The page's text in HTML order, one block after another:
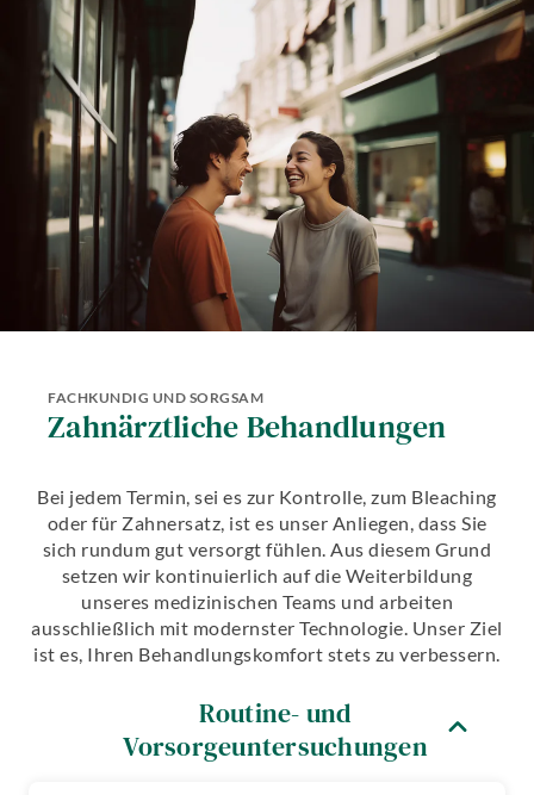
FACHKUNDIG UND SORGSAM
Zahnärztliche Behandlungen
Bei jedem Termin, sei es zur Kontrolle, zum Bleaching
oder für Zahnersatz, ist es unser Anliegen, dass Sie
sich rundum gut versorgt fühlen. Aus diesem Grund
setzen wir kontinuierlich auf die Weiterbildung
unseres medizinischen Teams und arbeiten
ausschließlich mit modernster Technologie. Unser Ziel
ist es, Ihren Behandlungskomfort stets zu verbessern.
Routine- und
Vorsorgeuntersuchungen